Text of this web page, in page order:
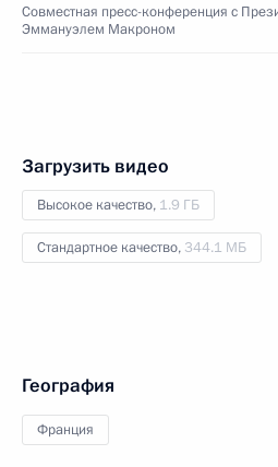
Совместная пресс-конференция с
Эммануэлем Макроном
Загрузить видео
Высокое качество, 1.9 ГБ
Стандартное качество, 344.1 МБ
География
Франция